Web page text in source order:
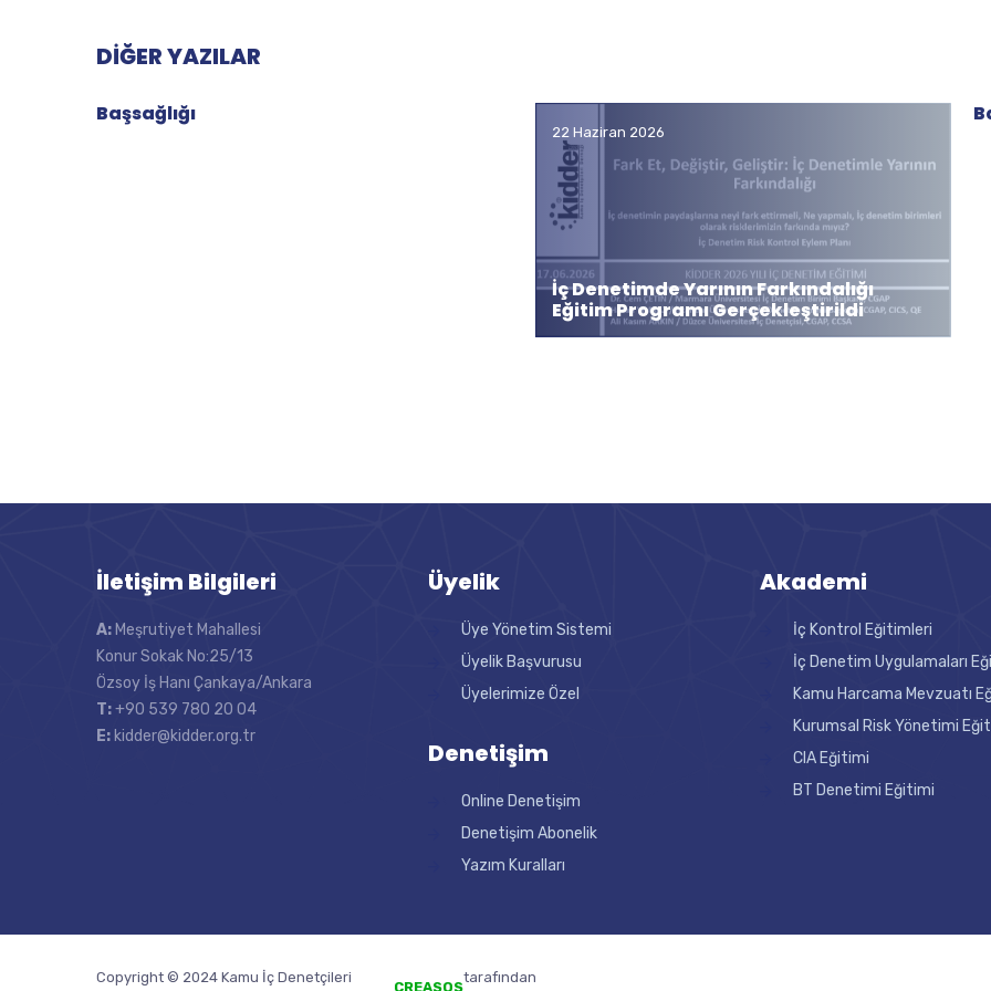
DIĞER YAZILAR
Başsağlığı
22 Haziran 2026
İç Denetimde Yarının Farkındalığı
Eğitim Programı Gerçekleştirildi
İletişim Bilgileri
A: Meşrutiyet Mahallesi
Konur Sokak No:25/13
Özsoy İş Hanı Çankaya/Ankara
T:+90 539 780 20 04
E: kidder@kidder.org.tr
Üyelik
Üye Yönetim Sistemi
Üyelik Başvurusu
Üyelerimize Özel
Denetişim
Online Denetişim
Denetişim Abonelik
Yazım Kuralları
Akademi
İç Kontrol Eğitimleri
İç Denetim Uygulamaları
Kamu Harcama Mevzuatı
Kurumsal Risk Yönetimi
CIA Eğitimi
BT Denetimi Eğitimi
Copyright © 2024 Kamu İç Denetçileri
CREASOS
tarafından